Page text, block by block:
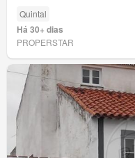
Quintal
Há 30+ dias
PROPERSTAR